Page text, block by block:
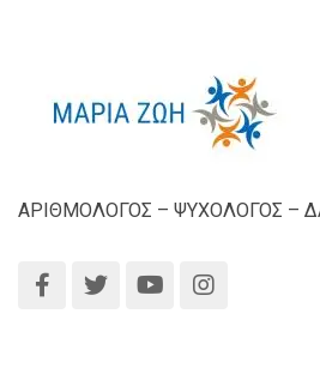
ΑΡΙΘΜΟΛΟΓΟΣ – ΨΥΧΟΛΟΓΟΣ –